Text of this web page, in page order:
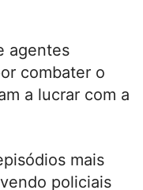
agentes
combater o
a lucrar com a
mais
policiais